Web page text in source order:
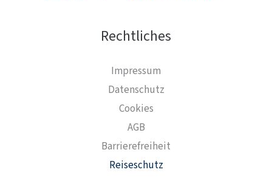
Rechtliches
Impressum
Datenschutz
Cookies
AGB
Barrierefreiheit
Reiseschutz